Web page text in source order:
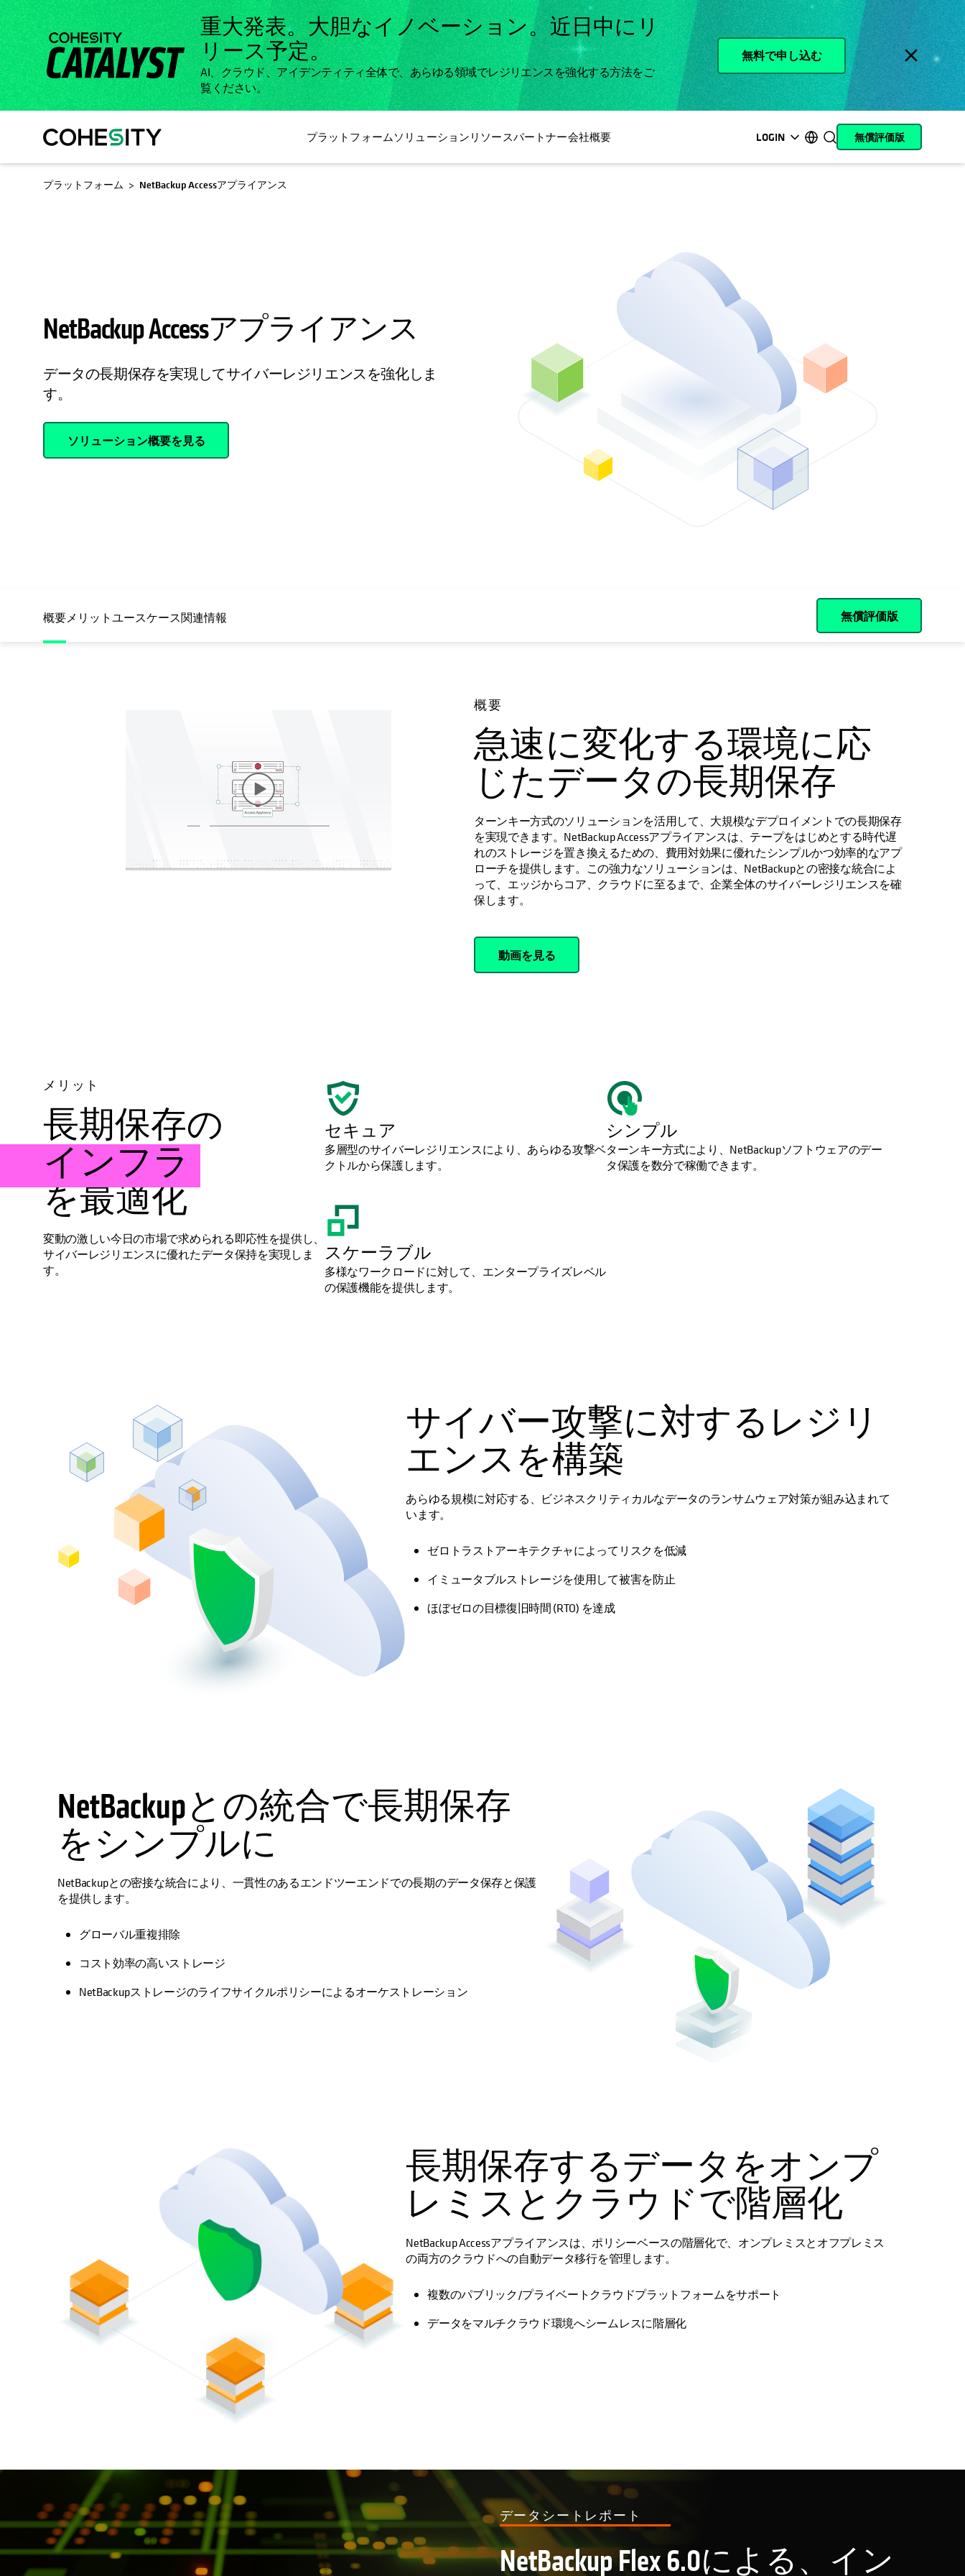
重大発表。大胆なイノベーション。近日中にリ
リース予定。
AI、クラウド、アイデンティティ全体で、あらゆる領域でレジリエンスを強化する方法をご
覧ください。
無料で申し込む
プラットフォームソリューションリソースパートナー会社概要 LOGIN
新しいタブで開く
新しいタブで開く
新しいタブで開く
新しいタブで開く
ュメント
新しいタブで開く
アカデミー
新しいタブで開く
Cohesity
Community
新しいタブで開く
パートナー
新しいタブで開く
Español (Spain)
無償評価版
プラットフォーム NetBackup Accessアプライアンス
NetBackup Accessアプライアンス
データの長期保存を実現してサイバーレジリエンスを強化しま
す。
ソリューション概要を見る
新しいタブで開く
概要メリットユースケース関連情報 無償評価版
概要
急速に変化する環境に応
じたデータの長期保存
ターンキー方式のソリューションを活用して、大規模なデプロイメントでの長期保存
を実現できます。NetBackup Accessアプライアンスは、テープをはじめとする時代遅
れのストレージを置き換えるための、費用対効果に優れたシンプルかつ効率的なアプ
ローチを提供します。この強力なソリューションは、NetBackupとの密接な統合によ
って、エッジからコア、クラウドに至るまで、企業全体のサイバーレジリエンスを確
保します。
動画を見る
メリット
長期保存の
インフラ
を最適化
変動の激しい今日の市場で求められる即応性を提供し、
サイバーレジリエンスに優れたデータ保持を実現しま
す。
セキュア
多層型のサイバーレジリエンスにより、あらゆる攻撃ベ
クトルから保護します。
スケーラブル
多様なワークロードに対して、エンタープライズレベル
の保護機能を提供します。
シンプル
ターンキー方式により、NetBackupソフトウェアのデー
タ保護を数分で稼働できます。
サイバー攻撃に対するレジリ
エンスを構築
あらゆる規模に対応する、ビジネスクリティカルなデータのランサムウェア対策が組み込まれて
います。
ゼロトラストアーキテクチャによってリスクを低減
イミュータブルストレージを使用して被害を防止
ほぼゼロの目標復旧時間 (RTO) を達成
NetBackupとの統合で長期保存
をシンプルに
NetBackupとの密接な統合により、一貫性のあるエンドツーエンドでの長期のデータ保存と保護
を提供します。
グローバル重複排除
コスト効率の高いストレージ
NetBackupストレージのライフサイクルポリシーによるオーケストレーション
長期保存するデータをオンプ
レミスとクラウドで階層化
NetBackup Accessアプライアンスは、ポリシーベースの階層化で、オンプレミスとオフプレミス
の両方のクラウドへの自動データ移行を管理します。
複数のパブリック/プライベートクラウドプラットフォームをサポート
データをマルチクラウド環境へシームレスに階層化
データシートレポート
NetBackup Flex 6.0による、イン